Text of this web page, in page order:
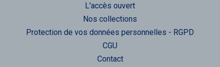
L'accès ouvert
Nos collections
Protection de vos données personnelles - RGPD
CGU
Contact